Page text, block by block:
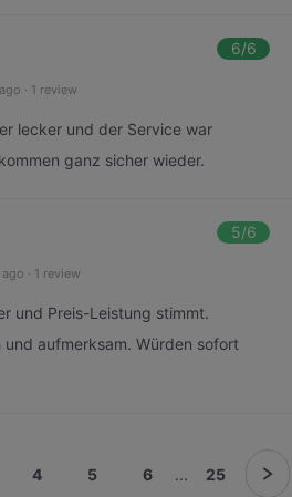
6/6
· 1 review
lecker und der Service war
ganz sicher wieder.
5/6
ago · 1 review
und Preis-Leistung stimmt.
und aufmerksam. Würden sofort
4 5 6 ... 25